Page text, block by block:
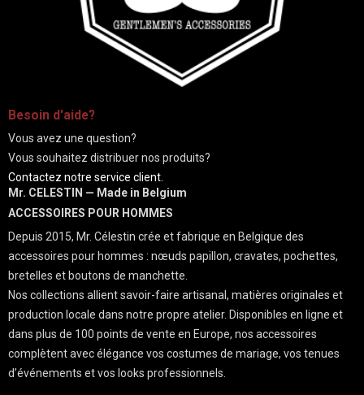
Besoin d'aide?
Vous avez une question?
Vous souhaitez distribuer nos produits?
Contactez notre service client.
Mr. CELESTIN — Made in Belgium
ACCESSOIRES POUR HOMMES
Depuis 2015, Mr. Célestin crée et fabrique en Belgique des
accessoires pour hommes : nœuds papillon, cravates, pochettes,
bretelles et boutons de manchette.
Nos collections allient savoir-faire artisanal, matières originales et
production locale dans notre propre atelier. Disponibles en ligne et
dans plus de 100 points de vente en Europe, nos accessoires
complètent avec élégance vos costumes de mariage, vos tenues
d’événements et vos looks professionnels.